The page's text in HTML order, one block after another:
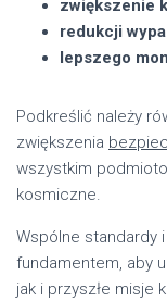
zwiększenie
redukcji
lepszego
Podkreślić należy
zwiększenia
wszystkim
kosmiczne.
Wspólne standardy
fundamentem, aby
jak i przyszłe misje